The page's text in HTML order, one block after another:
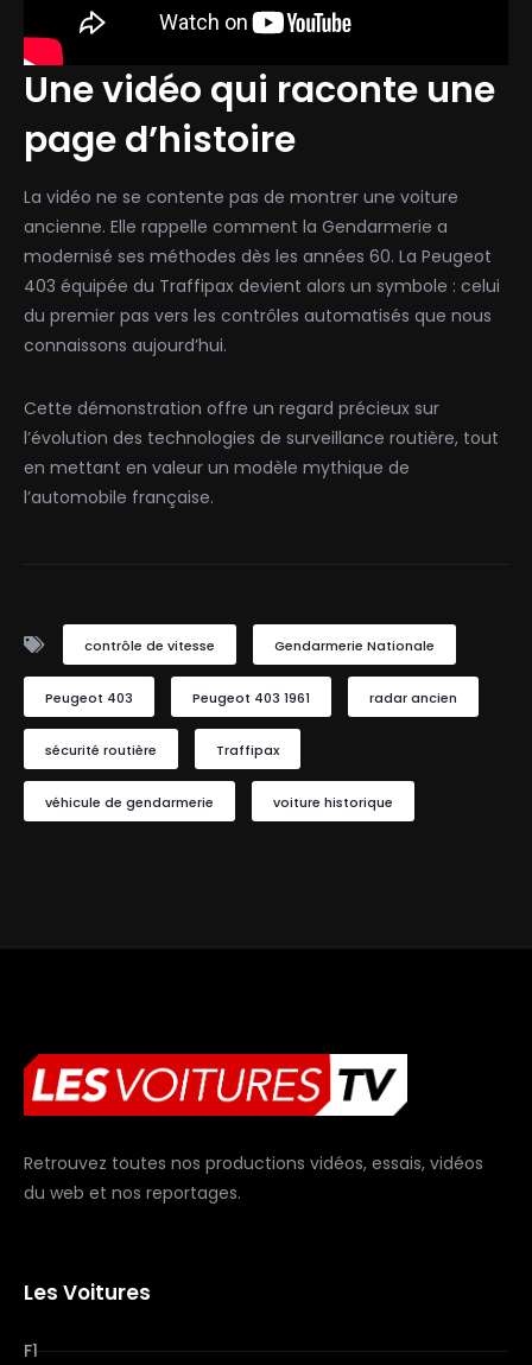
Une vidéo qui raconte une
page d’histoire
La vidéo ne se contente pas de montrer une voiture
ancienne. Elle rappelle comment la Gendarmerie a
modernisé ses méthodes dès les années 60. La Peugeot
403 équipée du Traffipax devient alors un symbole : celui
du premier pas vers les contrôles automatisés que nous
connaissons aujourd’hui.
Cette démonstration offre un regard précieux sur
l’évolution des technologies de surveillance routière, tout
en mettant en valeur un modèle mythique de
l’automobile française.
contrôle de vitesse Gendarmerie Nationale
Peugeot 403 Peugeot 403 1961 radar ancien
sécurité routière Traffipax
véhicule de gendarmerie voiture historique
Retrouvez toutes nos productions vidéos, essais, vidéos
du web et nos reportages.
Les Voitures
F1